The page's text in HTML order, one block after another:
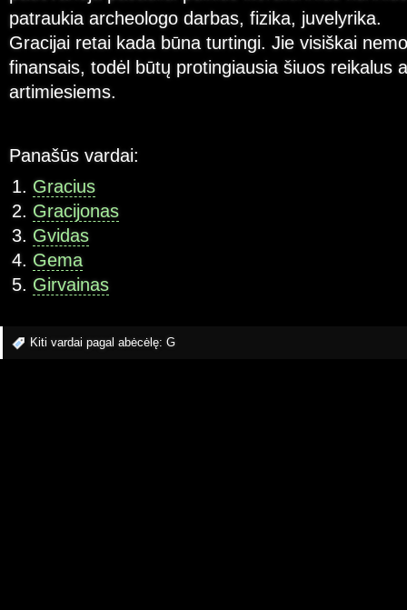
patraukia archeologo darbas, fizika, juvelyrika.
Gracijai retai kada būna turtingi. Jie visiškai
finansais, todėl būtų protingiausia šiuos reikalus
artimiesiems.
Panašūs vardai:
Gracius
Gracijonas
Gvidas
Gema
Girvainas
Kiti vardai pagal abėcėlę: G